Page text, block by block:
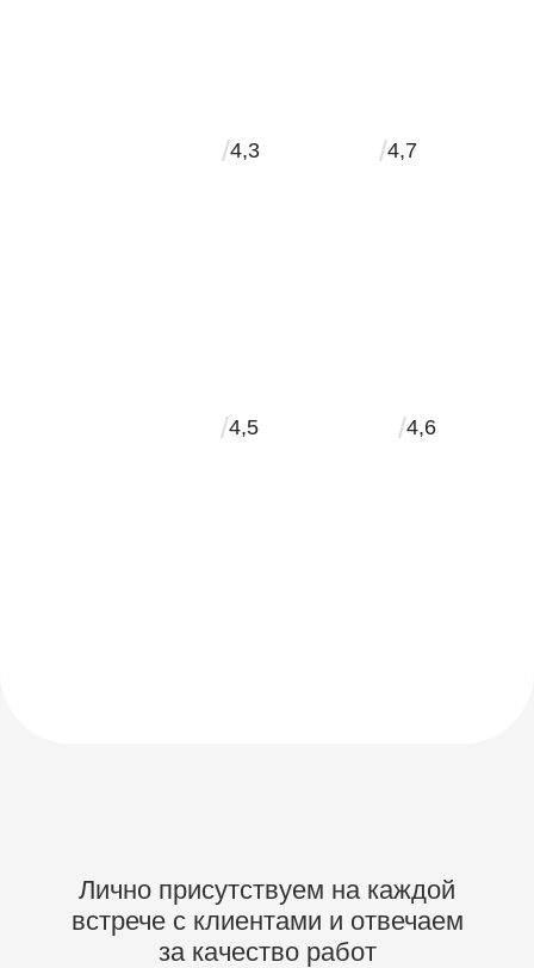
/4,3 /4,7
/4,5 /4,6
Лично присутствуем на каждой
встрече с клиентами и отвечаем
за качество работ